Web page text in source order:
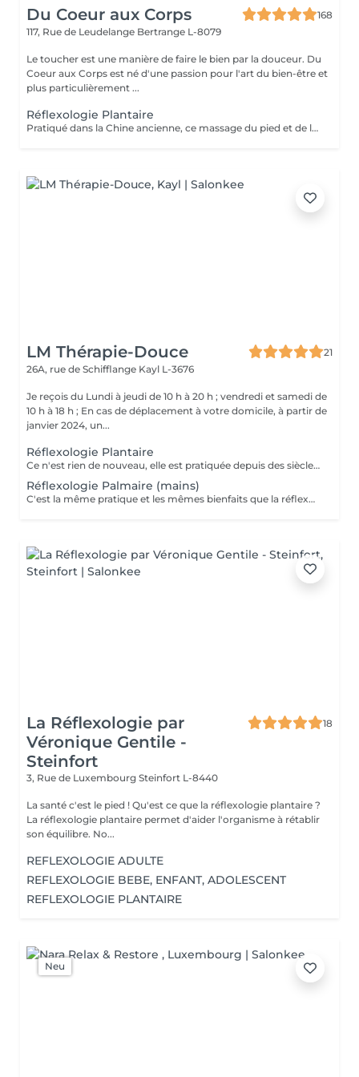
Du Coeur aux Corps
168
117, Rue de Leudelange Bertrange L-8079
Le toucher est une manière de faire le bien par la douceur. Du
Coeur aux Corps est né d'une passion pour l'art du bien-être et
plus particulièrement ...
Réflexologie Plantaire
Pratiqué dans la Chine ancienne, ce massage du pied et de la voûte plantaire utilise le processus d'auto-guérison. Il soulage, énergise et harmonise le corps par des pressions localisées sur les pieds. Un massage qui fait écho dans le corps entier.
LM Thérapie-Douce
21
26A, rue de Schifflange Kayl L-3676
Je reçois du Lundi à jeudi de 10 h à 20 h ; vendredi et samedi de
10 h à 18 h ; En cas de déplacement à votre domicile, à partir de
janvier 2024, un...
Réflexologie Plantaire
Ce n'est rien de nouveau, elle est pratiquée depuis des siècles, en Egypte, Tibet et Chine ; C'est une Technique manuelle, naturelle et sans danger. Elle ne guérit pas mais par une stimulation des zones réflexes, nous aidons l'organisme à un bon fonctionnement : urinaire, respiratoire, digestif, endocrinien et osseux. Le Pied est le corps en miniature. Nous pouvons constater que chaque zone est reliée à des organes précis du corps et par l'action du toucher, le corps va recevoir une information et va le transmettre au système nerveux. C'est une médecine ou thérapie douce utilisée pour relâcher les tensions du corps en utilisant le massage ou des pressions sur le pied ! C'est pourquoi nous parlerons d'Aide et d'Accompagnement
Réflexologie Palmaire (mains)
C'est la même pratique et les mêmes bienfaits que la réflexologie des pieds ; "de plus c est très bénéfique pour les douleurs des articulations des mains , et pour ceux qui ont de l 'arthrose également..." contre indication : Femmes enceintes (- de 3 mois) ; pacemaker, thrombose, cancer et Fièvre.
La Réflexologie par
Véronique Gentile -
Steinfort
18
3, Rue de Luxembourg Steinfort L-8440
La santé c'est le pied ! Qu'est ce que la réflexologie plantaire ?
La réflexologie plantaire permet d'aider l'organisme à rétablir
son équilibre. No...
REFLEXOLOGIE ADULTE
REFLEXOLOGIE BEBE, ENFANT, ADOLESCENT
REFLEXOLOGIE PLANTAIRE
Neu